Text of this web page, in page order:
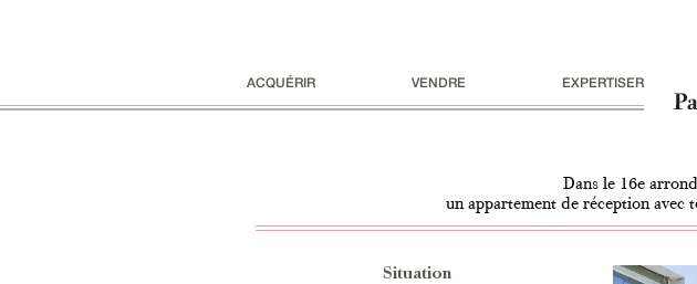
ACQUÉRIR VENDRE EXPERTISER
Dans le 16e
un appartement de réception avec
Situation